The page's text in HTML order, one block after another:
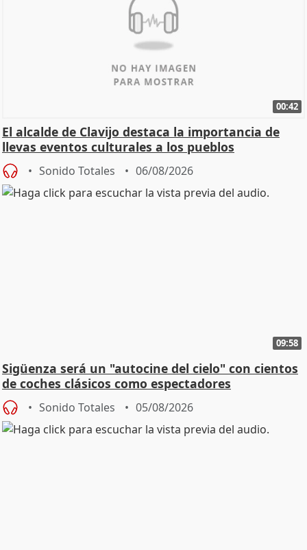
00:42
El alcalde de Clavijo destaca la importancia de
llevas eventos culturales a los pueblos
Sonido Totales 06/08/2026
09:58
Sigüenza será un "autocine del cielo" con cientos
de coches clásicos como espectadores
Sonido Totales 05/08/2026